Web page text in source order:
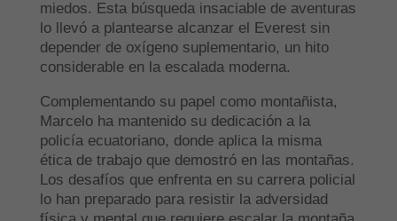
miedos. Esta búsqueda insaciable de aventuras
lo llevó a plantearse alcanzar el Everest sin
depender de oxígeno suplementario, un hito
considerable en la escalada moderna.
Complementando su papel como montañista,
Marcelo ha mantenido su dedicación a la
policía ecuatoriano, donde aplica la misma
ética de trabajo que demostró en las montañas.
Los desafíos que enfrenta en su carrera policial
lo han preparado para resistir la adversidad